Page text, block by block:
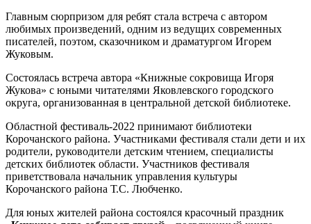
Главным сюрпризом для ребят стала встреча с автором
любимых произведений, одним из ведущих современных
писателей, поэтом, сказочником и драматургом Игорем
Жуковым.
Состоялась встреча автора «Книжные сокровища Игоря
Жукова» с юными читателями Яковлевского городского
округа, организованная в центральной детской библиотеке.
Областной фестиваль-2022 принимают библиотеки
Корочанского района. Участниками фестиваля стали дети и их
родители, руководители детским чтением, специалисты
детских библиотек области. Участников фестиваля
приветствовала начальник управления культуры
Корочанского района Т.С. Любченко.
Для юных жителей района состоялся красочный праздник